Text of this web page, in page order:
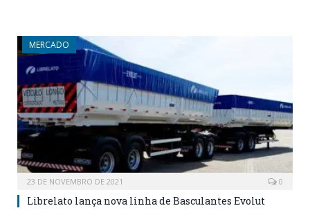
MERCADO
23 DE NOVEMBRO DE 2021 0
Librelato lança nova linha de Basculantes Evolut